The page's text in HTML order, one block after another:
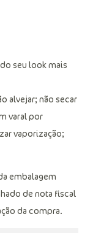
seu look mais
alvejar; não secar
varal por
vaporização;
embalagem
de nota fiscal
da compra.